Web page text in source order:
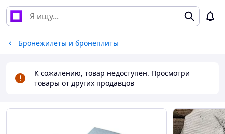
Бронежилеты и бронеплиты
К сожалению, товар недоступен. Просмотри
товары от других продавцов